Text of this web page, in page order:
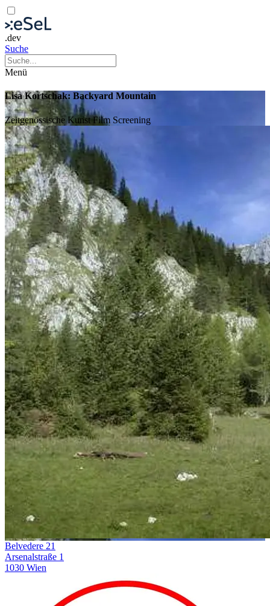
.dev
Suche
Menü
Lisa Kortschak: Backyard Mountain
Zeitgenössische KunstFilm Screening
Belvedere 21
Arsenalstraße 1
1030 Wien